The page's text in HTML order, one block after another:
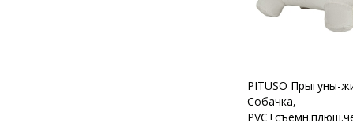
PITUSO Прыгуны-
Собачка,